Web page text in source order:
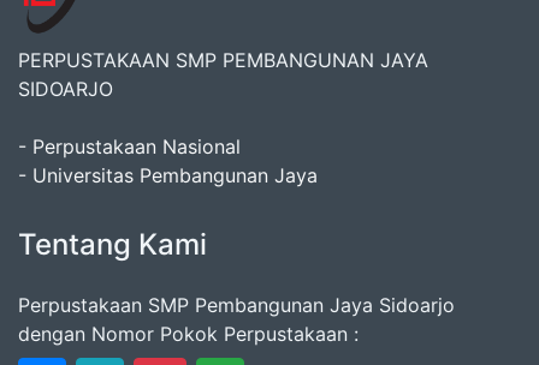
PERPUSTAKAAN SMP PEMBANGUNAN JAYA
SIDOARJO
- Perpustakaan Nasional
- Universitas Pembangunan Jaya
Tentang Kami
Perpustakaan SMP Pembangunan Jaya Sidoarjo
dengan Nomor Pokok Perpustakaan :